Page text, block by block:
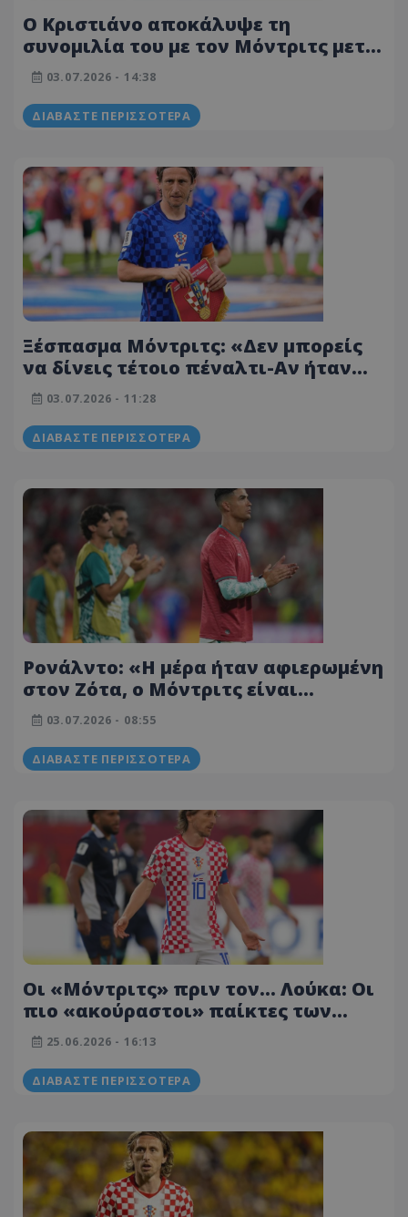
Ο Κριστιάνο αποκάλυψε τη
συνομιλία του με τον Μόντριτς μετά
το φινάλε της αναμέτρησης
03.07.2026 - 14:38
ΔΙΑΒΆΣΤΕ ΠΕΡΙΣΣΌΤΕΡΑ
Ξέσπασμα Μόντριτς: «Δεν μπορείς
να δίνεις τέτοιο πέναλτι-Αν ήταν
αντίστροφα δεν θα δινόταν ποτέ»
03.07.2026 - 11:28
ΔΙΑΒΆΣΤΕ ΠΕΡΙΣΣΌΤΕΡΑ
Ρονάλντο: «Η μέρα ήταν αφιερωμένη
στον Ζότα, ο Μόντριτς είναι
απίστευτος»
03.07.2026 - 08:55
ΔΙΑΒΆΣΤΕ ΠΕΡΙΣΣΌΤΕΡΑ
Οι «Μόντριτς» πριν τον… Λούκα: Οι
πιο «ακούραστοι» παίκτες των
εθνικών ομάδων που έχουν
ξεπεράσει τα 200!
25.06.2026 - 16:13
ΔΙΑΒΆΣΤΕ ΠΕΡΙΣΣΌΤΕΡΑ